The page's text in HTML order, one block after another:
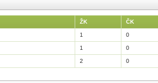
ŽK ČK
1 0
1 0
2 0